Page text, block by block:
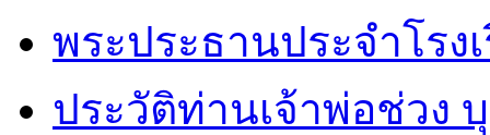
พระประธานประจำโรง
ประวัติท่านเจ้าพ่อช่วง